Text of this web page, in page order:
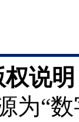
说
为“